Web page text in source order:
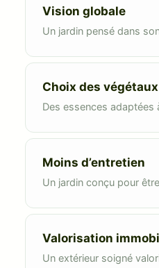
Vision globale
Un jardin pensé dans
Choix des végétaux
Des essences adaptées
Moins d’entretien
Un jardin conçu pour
Valorisation
Un extérieur soigné